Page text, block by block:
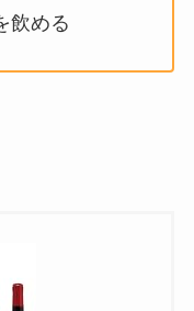
飲める